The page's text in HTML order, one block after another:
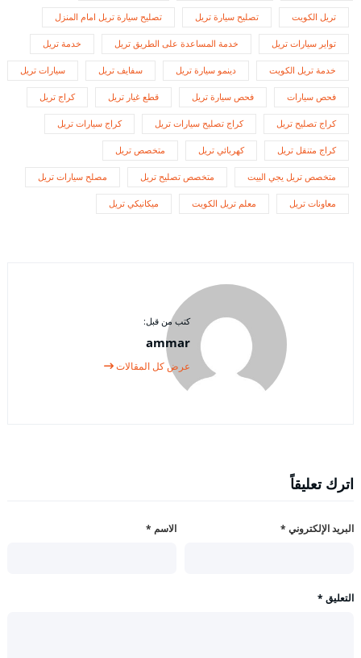
تريل الكويت تصليح سيارة تريل تصليح سيارة تريل امام المنزل
تواير سيارات تريل خدمة المساعدة على الطريق تريل خدمة تريل
خدمة تريل الكويت دينمو سيارة تريل سفايف تريل سيارات تريل
فحص سيارات فحص سيارة تريل قطع غيار تريل كراج تريل
كراج تصليح تريل كراج تصليح سيارات تريل كراج سيارات تريل
كراج متنقل تريل كهربائي تريل متخصص تريل
متخصص تريل يجي البيت متخصص تصليح تريل مصلح سيارات تريل
معاونات تريل معلم تريل الكويت ميكانيكي تريل
كتب من قبل:
ammar
عرض كل المقالات
اترك تعليقاً
الاسم * البريد الإلكتروني *
التعليق *